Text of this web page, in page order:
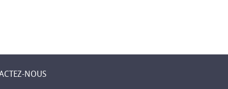
NOUS